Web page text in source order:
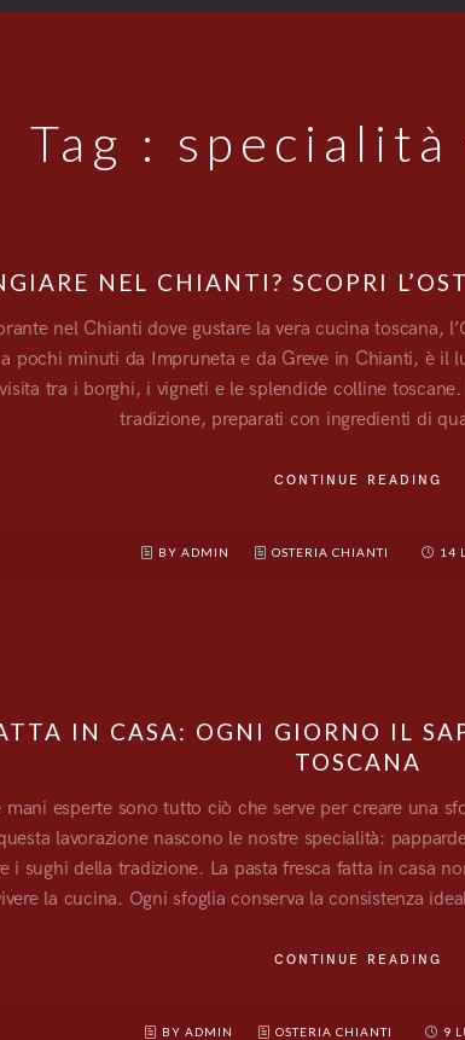
Tag : specialità
NEL CHIANTI? SCOPRI
nel Chianti dove gustare la vera cucina toscana,
pochi minuti da Impruneta e da Greve in Chianti, è il
tra i borghi, i vigneti e le splendide colline
tradizione, preparati con ingredienti di
CONTINUE READING
BY ADMIN OSTERIA CHIANTI 14
IN CASA: OGNI GIORNO IL
TOSCANA
mani esperte sono tutto ciò che serve per creare una
lavorazione nascono le nostre specialità:
i sughi della tradizione. La pasta fresca fatta in casa
la cucina. Ogni sfoglia conserva la consistenza
CONTINUE READING
BY ADMIN OSTERIA CHIANTI 9